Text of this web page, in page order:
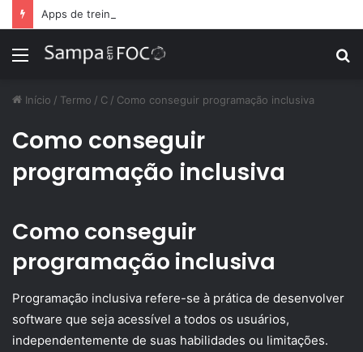
Menu
Início / Termo / C / Como conseguir programação inclusiva
Como conseguir
programação inclusiva
Como conseguir
programação inclusiva
Programação inclusiva refere-se à prática de desenvolver
software que seja acessível a todos os usuários,
independentemente de suas habilidades ou limitações.